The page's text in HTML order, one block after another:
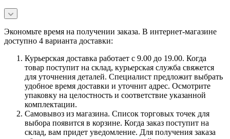
Экономьте время на получении заказа. В интернет-магазине
доступно 4 варианта доставки:
Курьерская доставка работает с 9.00 до 19.00. Когда
товар поступит на склад, курьерская служба свяжется
для уточнения деталей. Специалист предложит выбрать
удобное время доставки и уточнит адрес. Осмотрите
упаковку на целостность и соответствие указанной
комплектации.
Самовывоз из магазина. Список торговых точек для
выбора появится в корзине. Когда заказ поступит на
склад, вам придет уведомление. Для получения заказа